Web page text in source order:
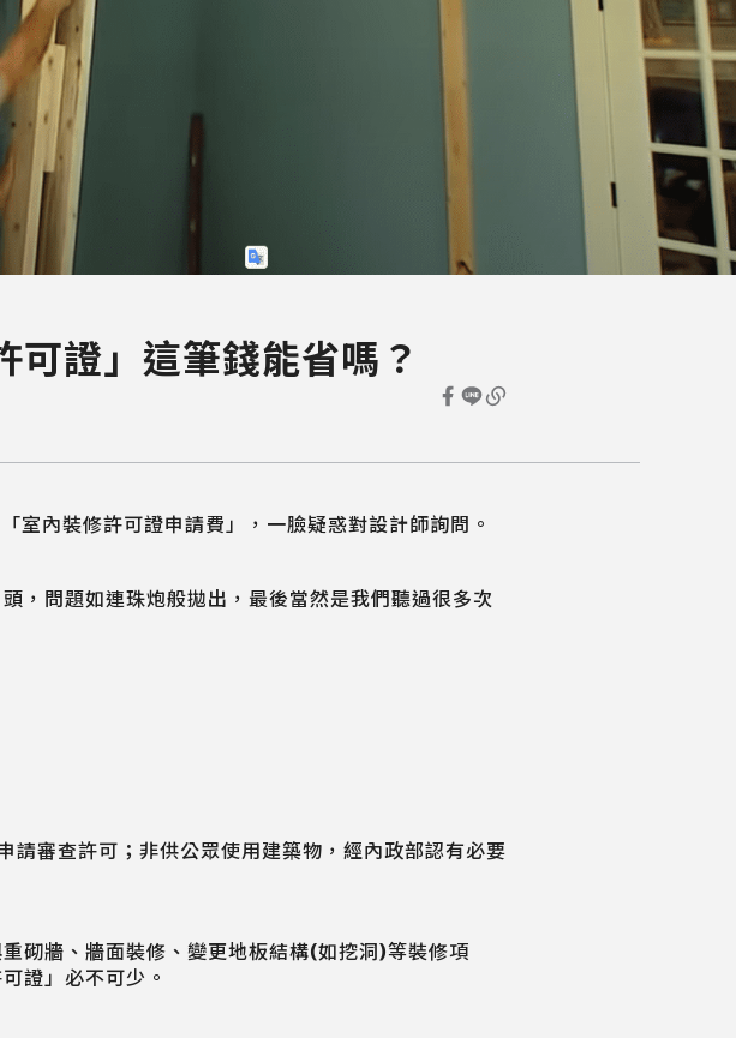
證」這筆錢能省嗎？
室內裝修許可證申請費」，一臉疑惑對設計師詢問。
，問題如連珠炮般拋出，最後當然是我們聽過很多次
請審查許可；非供公眾使用建築物，經內政部認有必要
砌牆、牆面裝修、變更地板結構(如挖洞)等裝修項
證」必不可少。